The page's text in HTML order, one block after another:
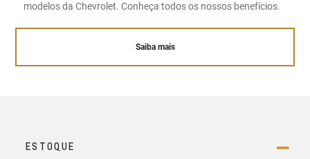
modelos da Chevrolet. Conheça todos os nossos benefícios.
Saiba mais